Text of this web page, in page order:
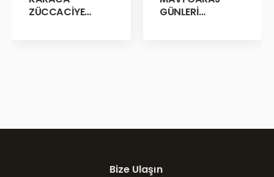
ZÜCCACİYE
GÜNLERİ
Bize Ulaşın